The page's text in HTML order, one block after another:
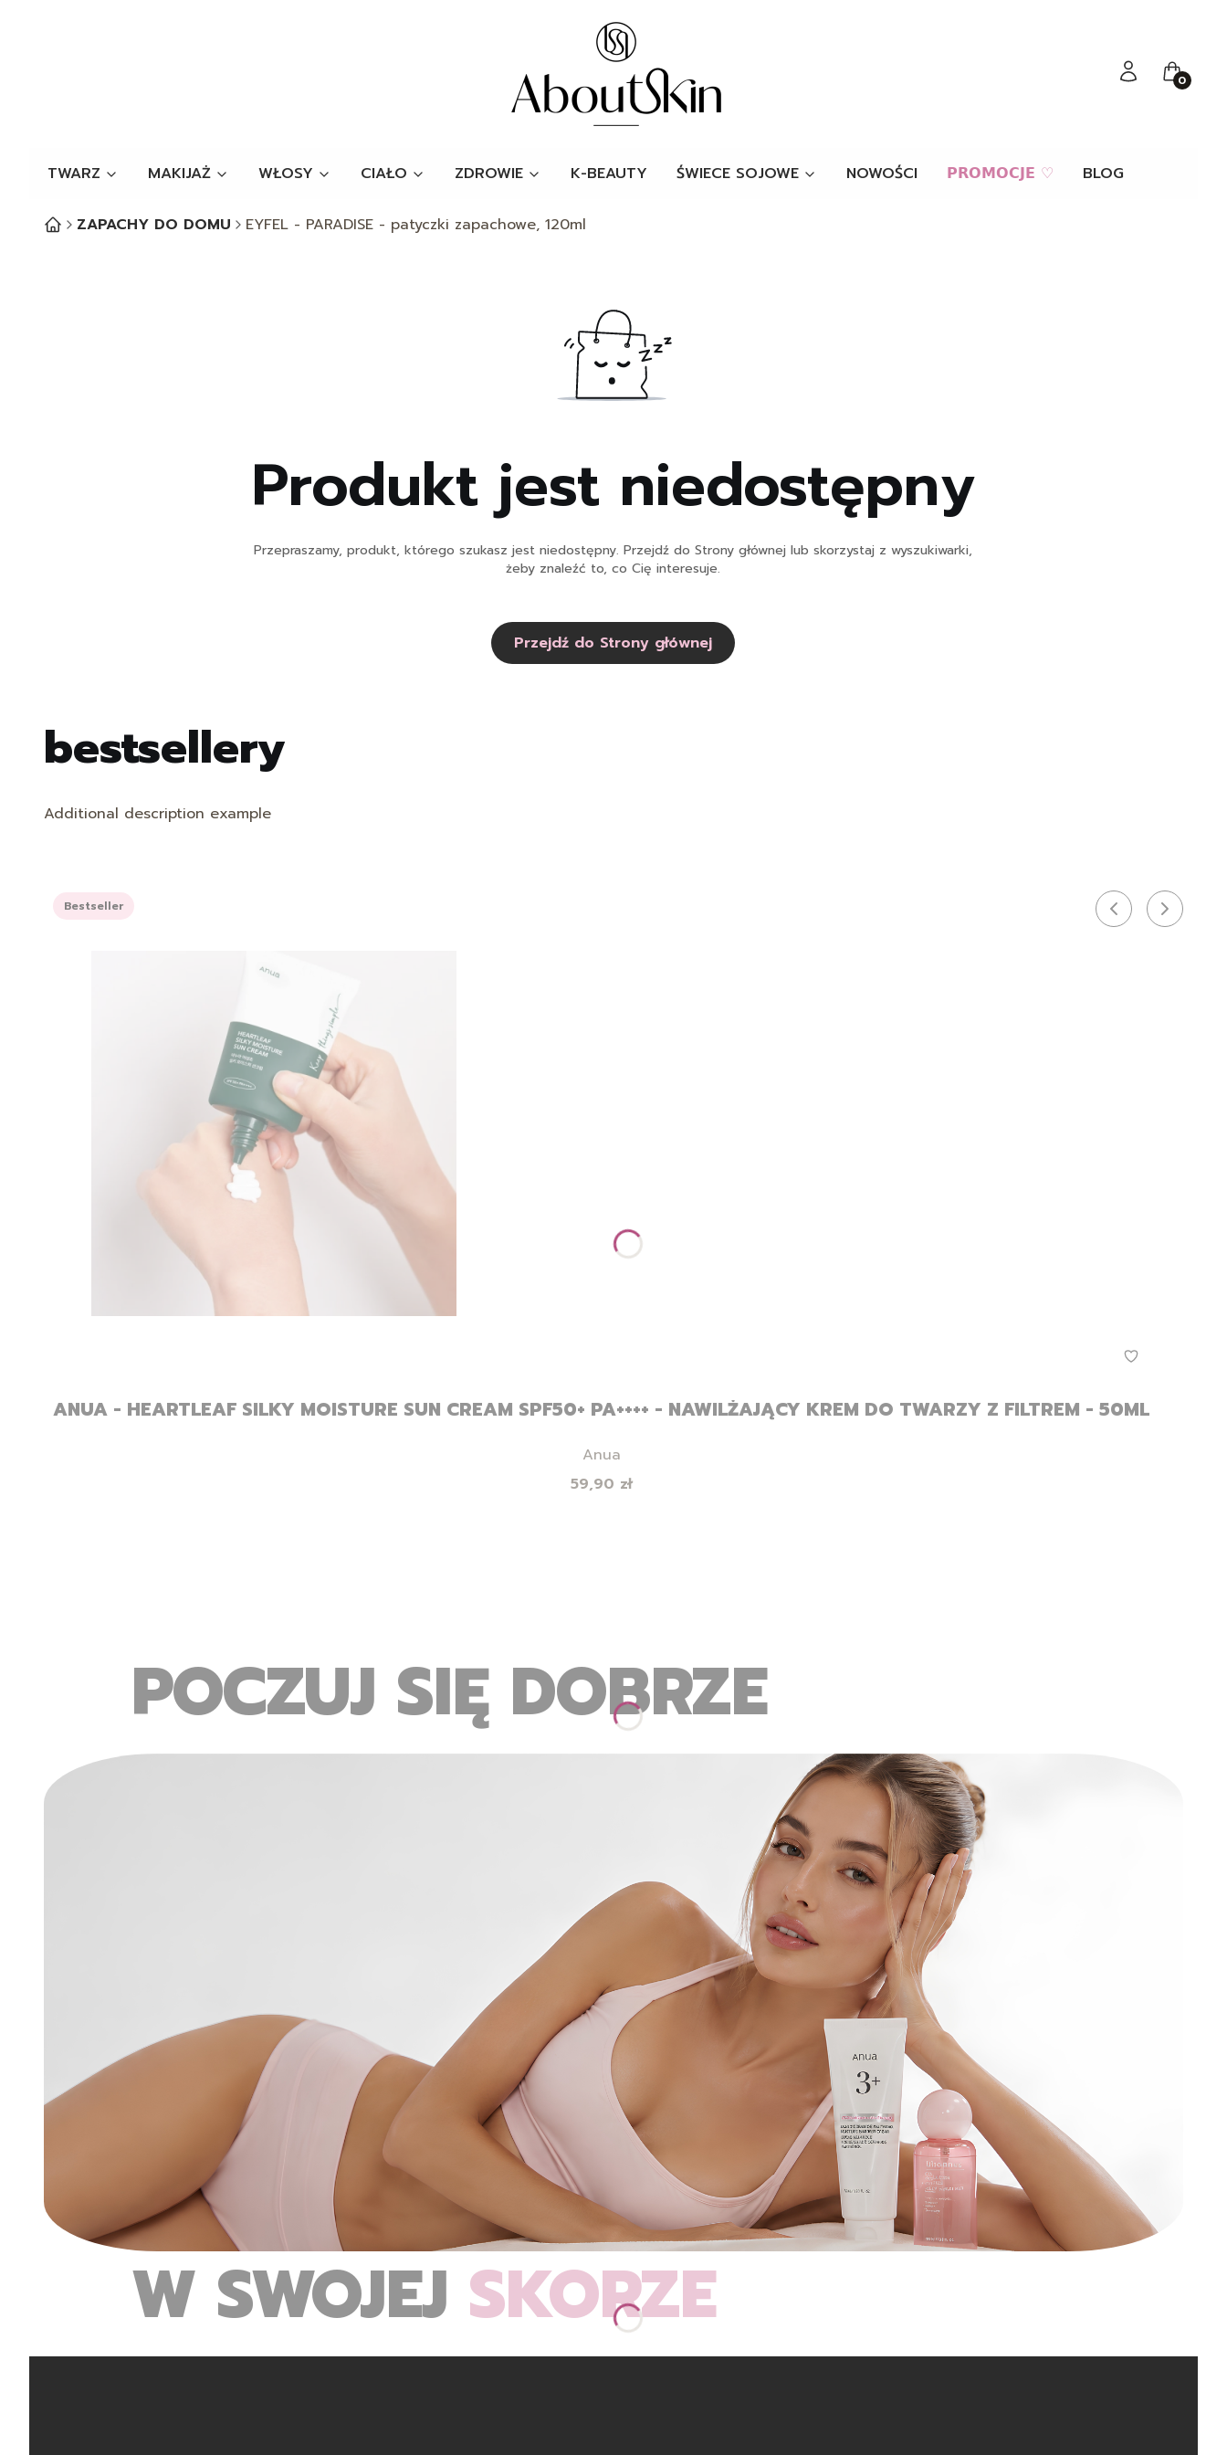
Zaloguj sięKoszyk
TWARZ MAKIJAŻ WŁOSY CIAŁO ZDROWIE K-BEAUTY ŚWIECE SOJOWE NOWOŚCI 𝗣𝗥𝗢𝗠𝗢𝗖𝗝𝗘 ♡ BLOG
ZAPACHY DO DOMU EYFEL - PARADISE - patyczki zapachowe, 120ml
Produkt jest niedostępny
Przepraszamy, produkt, którego szukasz jest niedostępny. Przejdź do Strony głównej lub skorzystaj z wyszukiwarki,
żeby znaleźć to, co Cię interesuje.
Przejdź do Strony głównej
bestsellery
Additional description example
Bestseller
ANUA - HEARTLEAF SILKY MOISTURE SUN CREAM SPF50+ PA++++ - NAWILŻAJĄCY KREM DO TWARZY Z FILTREM - 50ML
Producent
Anua
Cena
59,90 zł
POCZUJ SIĘ DOBRZE
W SWOJEJ SKÓRZE